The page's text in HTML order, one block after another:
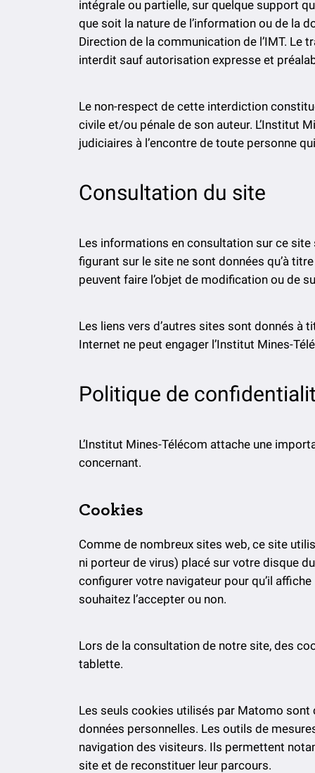
intégrale ou partielle, sur quelque support
que soit la nature de l’information ou de la
Direction de la communication de l’IMT. Le
interdit sauf autorisation expresse et
Le non-respect de cette interdiction
civile et/ou pénale de son auteur. L’Institut
judiciaires à l’encontre de toute personne
Consultation du site
Les informations en consultation sur ce site
figurant sur le site ne sont données qu’à
peuvent faire l’objet de modification ou de
Les liens vers d’autres sites sont donnés à
Internet ne peut engager l’Institut Mines-
Politique de
L’Institut Mines-Télécom attache une
concernant.
Cookies
Comme de nombreux sites web, ce site
ni porteur de virus) placé sur votre disque
configurer votre navigateur pour qu’il
souhaitez l’accepter ou non.
Lors de la consultation de notre site, des
tablette.
Les seuls cookies utilisés par Matomo sont
données personnelles. Les outils de
navigation des visiteurs. Ils permettent
site et de reconstituer leur parcours.